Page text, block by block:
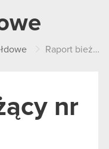
Raport bieżący nr 8/2016
nr